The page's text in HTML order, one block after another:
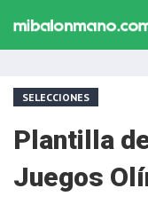
SELECCIONES
Plantilla
Juegos